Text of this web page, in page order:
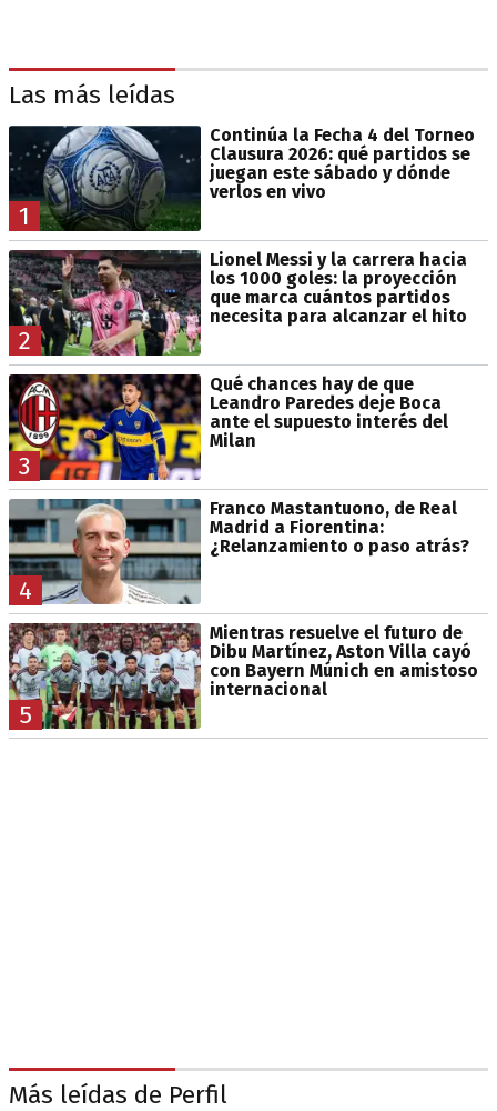
Las más leídas
1
Continúa la Fecha 4 del Torneo
Clausura 2026: qué partidos se
juegan este sábado y dónde
verlos en vivo
2
Lionel Messi y la carrera hacia
los 1000 goles: la proyección
que marca cuántos partidos
necesita para alcanzar el hito
3
Qué chances hay de que
Leandro Paredes deje Boca
ante el supuesto interés del
Milan
4
Franco Mastantuono, de Real
Madrid a Fiorentina:
¿Relanzamiento o paso atrás?
5
Mientras resuelve el futuro de
Dibu Martínez, Aston Villa cayó
con Bayern Múnich en amistoso
internacional
Más leídas de Perfil